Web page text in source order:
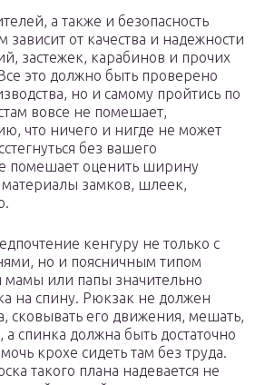
а также и безопасность
от качества и надежности
застежек, карабинов и прочих
это должно быть проверено
но и самому пройтись по
вовсе не помешает,
что ничего и нигде не может
без вашего
помешает оценить ширину
материалы замков, шлеек,
кенгуру не только с
но и поясничным типом
мамы или папы значительно
на спину. Рюкзак не должен
сковывать его движения, мешать,
а спинка должна быть достаточно
крохе сидеть там без труда.
такого плана надевается не